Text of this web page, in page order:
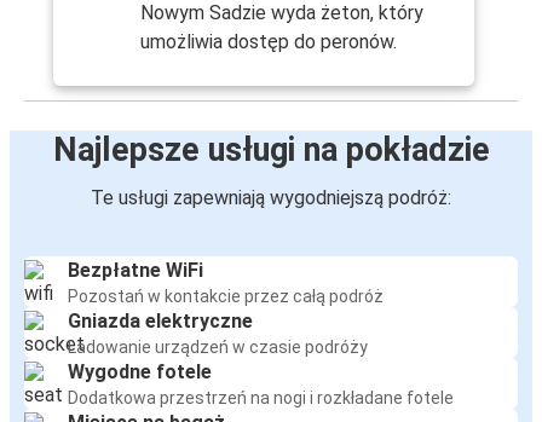
Nowym Sadzie wyda żeton, który
umożliwia dostęp do peronów.
Najlepsze usługi na pokładzie
Te usługi zapewniają wygodniejszą podróż:
Bezpłatne WiFi
Pozostań w kontakcie przez całą podróż
Gniazda elektryczne
Ładowanie urządzeń w czasie podróży
Wygodne fotele
Dodatkowa przestrzeń na nogi i rozkładane fotele